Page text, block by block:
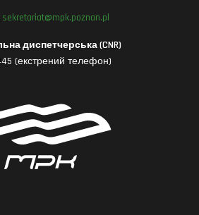
sekretariat@mpk.poznan.pl
диспетчерська (CNR)
(екстрений телефон)